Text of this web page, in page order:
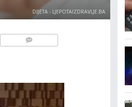
DIJETA - LJEPOTAIZDRAVLJE.BA